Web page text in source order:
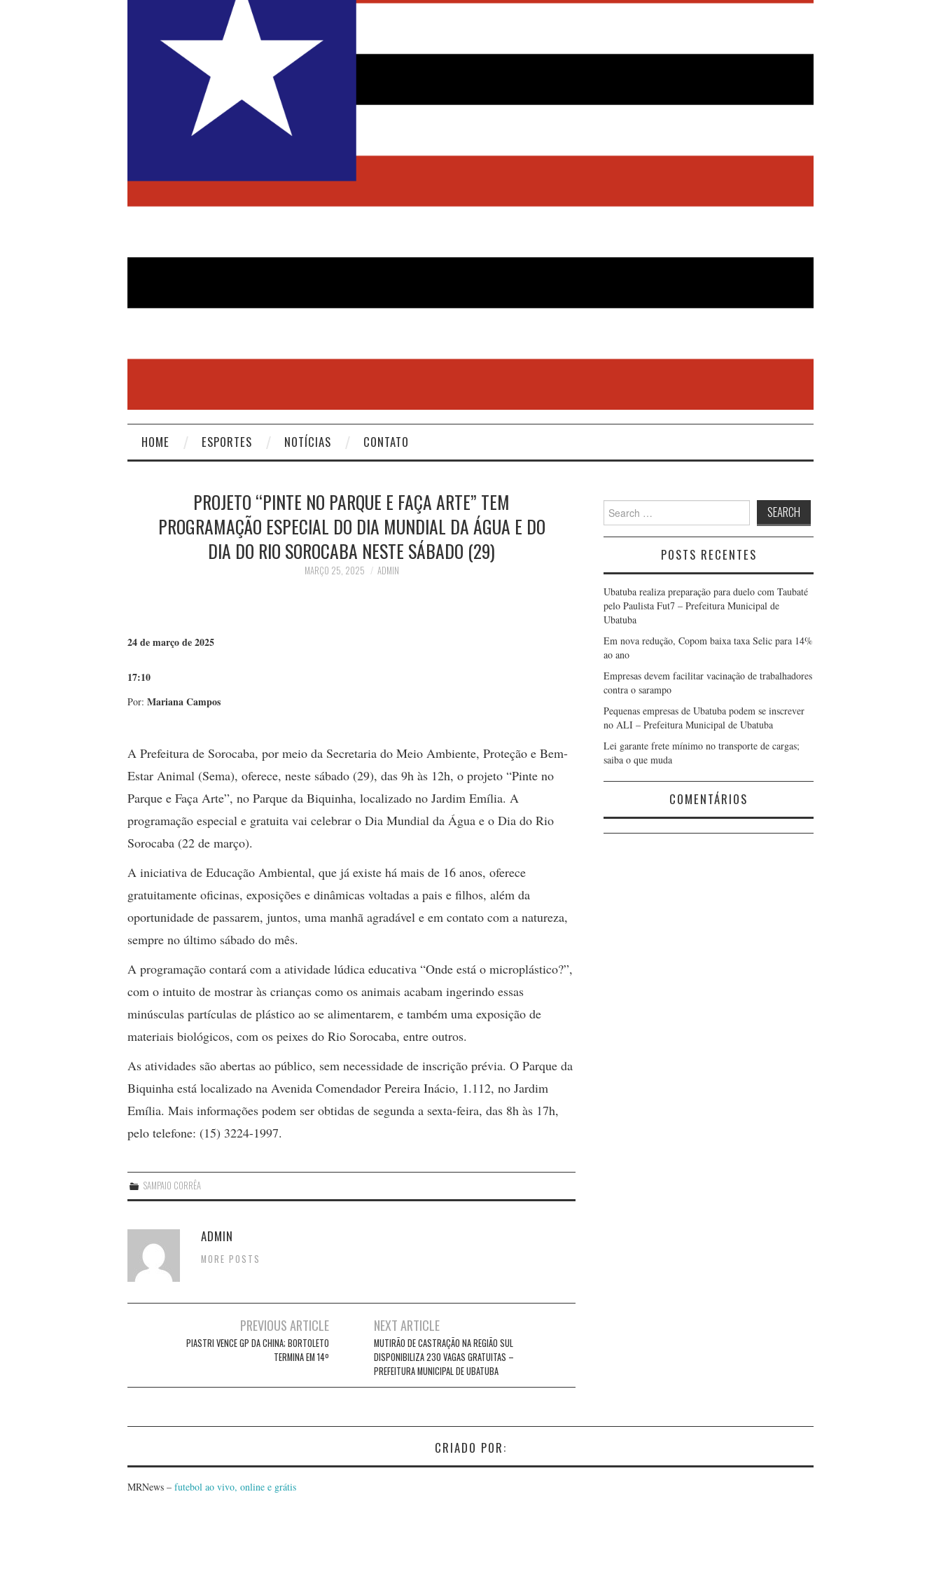
HOME ESPORTES NOTÍCIAS CONTATO
PROJETO “PINTE NO PARQUE E FAÇA ARTE” TEM
PROGRAMAÇÃO ESPECIAL DO DIA MUNDIAL DA ÁGUA E DO
DIA DO RIO SOROCABA NESTE SÁBADO (29)
MARÇO 25, 2025 ADMIN
24 de março de 2025
17:10
Por: Mariana Campos
A Prefeitura de Sorocaba, por meio da Secretaria do Meio Ambiente, Proteção e Bem-
Estar Animal (Sema), oferece, neste sábado (29), das 9h às 12h, o projeto “Pinte no
Parque e Faça Arte”, no Parque da Biquinha, localizado no Jardim Emília. A
programação especial e gratuita vai celebrar o Dia Mundial da Água e o Dia do Rio
Sorocaba (22 de março).
A iniciativa de Educação Ambiental, que já existe há mais de 16 anos, oferece
gratuitamente oficinas, exposições e dinâmicas voltadas a pais e filhos, além da
oportunidade de passarem, juntos, uma manhã agradável e em contato com a natureza,
sempre no último sábado do mês.
A programação contará com a atividade lúdica educativa “Onde está o microplástico?”,
com o intuito de mostrar às crianças como os animais acabam ingerindo essas
minúsculas partículas de plástico ao se alimentarem, e também uma exposição de
materiais biológicos, com os peixes do Rio Sorocaba, entre outros.
As atividades são abertas ao público, sem necessidade de inscrição prévia. O Parque da
Biquinha está localizado na Avenida Comendador Pereira Inácio, 1.112, no Jardim
Emília. Mais informações podem ser obtidas de segunda a sexta-feira, das 8h às 17h,
pelo telefone: (15) 3224-1997.
SAMPAIO CORRÊA
ADMIN
MORE POSTS
navigation
PREVIOUS ARTICLE
PIASTRI VENCE GP DA CHINA; BORTOLETO
TERMINA EM 14º
NEXT ARTICLE
MUTIRÃO DE CASTRAÇÃO NA REGIÃO SUL
DISPONIBILIZA 230 VAGAS GRATUITAS –
PREFEITURA MUNICIPAL DE UBATUBA
Search
for:
POSTS RECENTES
Ubatuba realiza preparação para duelo com Taubaté
pelo Paulista Fut7 – Prefeitura Municipal de
Ubatuba
Em nova redução, Copom baixa taxa Selic para 14%
ao ano
Empresas devem facilitar vacinação de trabalhadores
contra o sarampo
Pequenas empresas de Ubatuba podem se inscrever
no ALI – Prefeitura Municipal de Ubatuba
Lei garante frete mínimo no transporte de cargas;
saiba o que muda
COMENTÁRIOS
CRIADO POR:
MRNews – futebol ao vivo, online e grátis